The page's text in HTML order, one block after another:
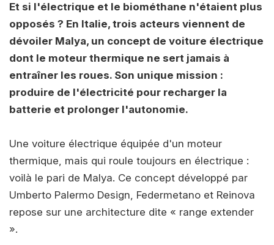
Et si l'électrique et le biométhane n'étaient plus
opposés ? En Italie, trois acteurs viennent de
dévoiler Malya, un concept de voiture électrique
dont le moteur thermique ne sert jamais à
entraîner les roues. Son unique mission :
produire de l'électricité pour recharger la
batterie et prolonger l'autonomie.
Une voiture électrique équipée d'un moteur
thermique, mais qui roule toujours en électrique :
voilà le pari de Malya. Ce concept développé par
Umberto Palermo Design, Federmetano et Reinova
repose sur une architecture dite « range extender
».